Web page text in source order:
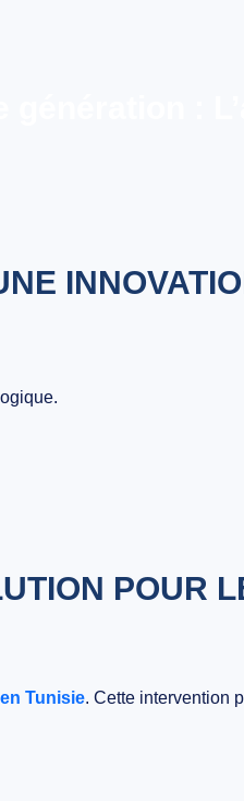
:
POUR
Tunisie. Cette intervention